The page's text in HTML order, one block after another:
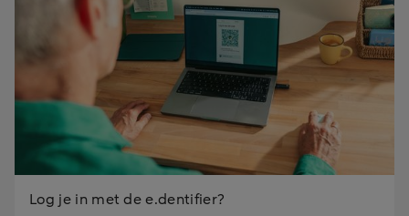
Log je in met de e.dentifier?